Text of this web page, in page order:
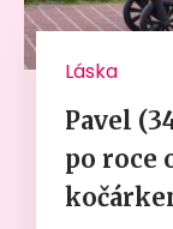
Láska
Pavel
po roce